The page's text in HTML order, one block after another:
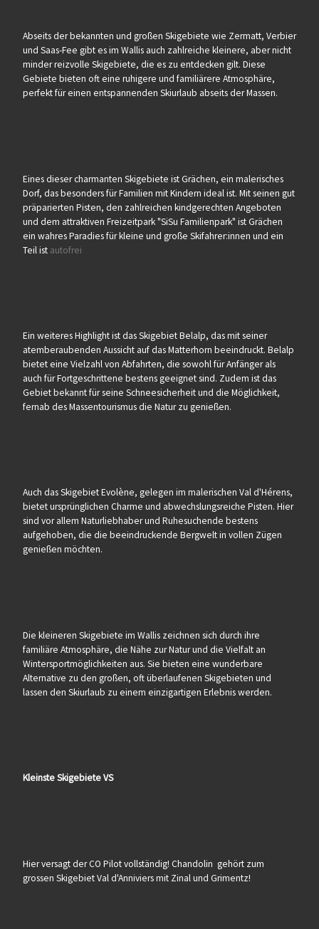
Abseits der bekannten und großen Skigebiete wie Zermatt, Verbier
und Saas-Fee gibt es im Wallis auch zahlreiche kleinere, aber nicht
minder reizvolle Skigebiete, die es zu entdecken gilt. Diese
Gebiete bieten oft eine ruhigere und familiärere Atmosphäre,
perfekt für einen entspannenden Skiurlaub abseits der Massen.
Eines dieser charmanten Skigebiete ist Grächen, ein malerisches
Dorf, das besonders für Familien mit Kindern ideal ist. Mit seinen gut
präparierten Pisten, den zahlreichen kindgerechten Angeboten
und dem attraktiven Freizeitpark "SiSu Familienpark" ist Grächen
ein wahres Paradies für kleine und große Skifahrer:innen und ein
Teil ist autofrei
Ein weiteres Highlight ist das Skigebiet Belalp, das mit seiner
atemberaubenden Aussicht auf das Matterhorn beeindruckt. Belalp
bietet eine Vielzahl von Abfahrten, die sowohl für Anfänger als
auch für Fortgeschrittene bestens geeignet sind. Zudem ist das
Gebiet bekannt für seine Schneesicherheit und die Möglichkeit,
fernab des Massentourismus die Natur zu genießen.
Auch das Skigebiet Evolène, gelegen im malerischen Val d'Hérens,
bietet ursprünglichen Charme und abwechslungsreiche Pisten. Hier
sind vor allem Naturliebhaber und Ruhesuchende bestens
aufgehoben, die die beeindruckende Bergwelt in vollen Zügen
genießen möchten.
Die kleineren Skigebiete im Wallis zeichnen sich durch ihre
familiäre Atmosphäre, die Nähe zur Natur und die Vielfalt an
Wintersportmöglichkeiten aus. Sie bieten eine wunderbare
Alternative zu den großen, oft überlaufenen Skigebieten und
lassen den Skiurlaub zu einem einzigartigen Erlebnis werden.
Kleinste Skigebiete VS
Hier versagt der CO Pilot vollständig! Chandolin gehört zum
grossen Skigebiet Val d'Anniviers mit Zinal und Grimentz!